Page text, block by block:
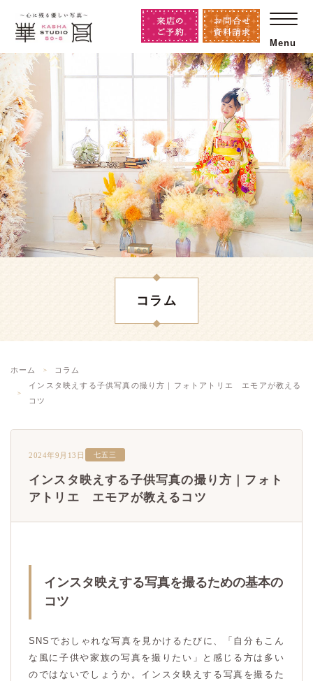
Menu
コラム
ホーム
コラム
インスタ映えする子供写真の撮り方｜フォトアトリエ エモアが教える
コツ
2024年9月13日 七五三
インスタ映えする子供写真の撮り方｜フォト
アトリエ エモアが教えるコツ
インスタ映えする写真を撮るための基本の
コツ
SNSでおしゃれな写真を見かけるたびに、「自分もこん
な風に子供や家族の写真を撮りたい」と感じる方は多い
のではないでしょうか。インスタ映えする写真を撮るた